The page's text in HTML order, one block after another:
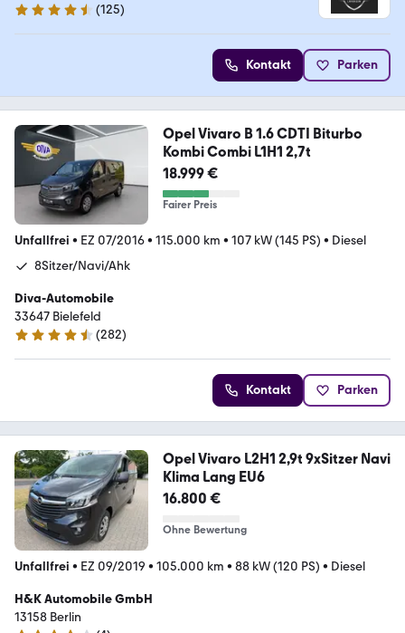
4.3 Sterne
(125)
Kontakt Parken
Opel Vivaro B 1.6 CDTI Biturbo
Kombi Combi L1H1 2,7t
18.999 €
Fairer Preis
Unfallfrei • EZ 07/2016• 115.000 km • 107 kW (145 PS) • Diesel
8Sitzer/Navi/Ahk
Diva-Automobile
33647 Bielefeld
4.7 Sterne
(282)
Kontakt Parken
Opel Vivaro L2H1 2,9t 9xSitzer Navi
Klima Lang EU6
16.800 €
Ohne Bewertung
Unfallfrei • EZ 09/2019 • 105.000 km • 88 kW (120 PS) • Diesel
H&K Automobile GmbH
13158 Berlin